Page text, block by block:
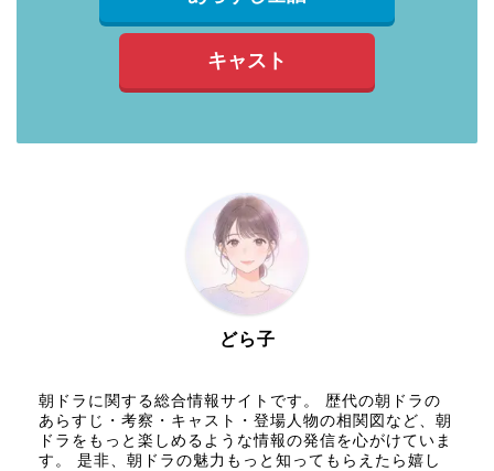
キャスト
どら子
朝ドラに関する総合情報サイトです。 歴代の朝ドラの
あらすじ・考察・キャスト・登場人物の相関図など、朝
ドラをもっと楽しめるような情報の発信を心がけていま
す。 是非、朝ドラの魅力もっと知ってもらえたら嬉し